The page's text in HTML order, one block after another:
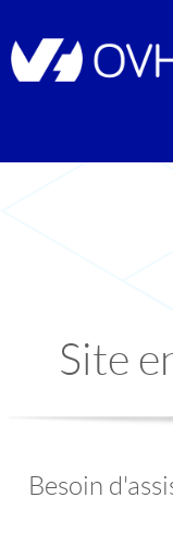
Site
Besoin